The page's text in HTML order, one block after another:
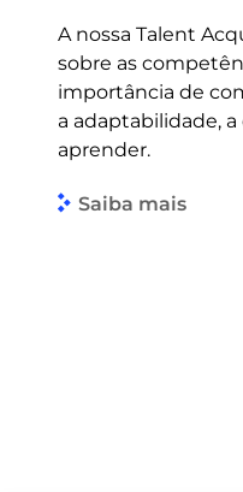
A nossa Talent
sobre as
importância de
a adaptabilidade,
aprender.
Saiba mais